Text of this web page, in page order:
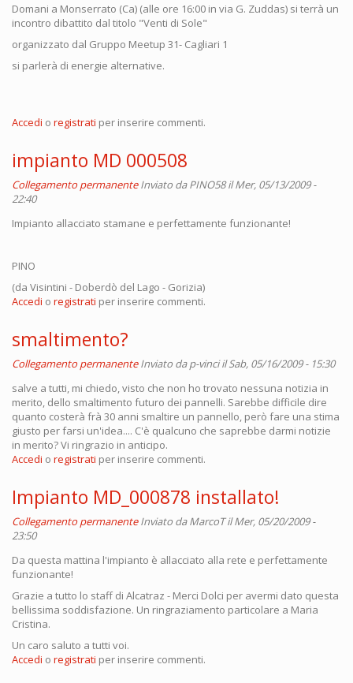
Domani a Monserrato (Ca) (alle ore 16:00 in via G. Zuddas) si terrà un
incontro dibattito dal titolo "Venti di Sole"
organizzato dal Gruppo Meetup 31- Cagliari 1
si parlerà di energie alternative.
Accedi o registrati per inserire commenti.
impianto MD 000508
Collegamento permanente Inviato daPINO58il Mer, 05/13/2009 -
22:40
Impianto allacciato stamane e perfettamente funzionante!
PINO
(da Visintini - Doberdò del Lago - Gorizia)
Accedi o registrati per inserire commenti.
smaltimento?
Collegamento permanente Inviato dap-vinciil Sab, 05/16/2009 - 15:30
salve a tutti, mi chiedo, visto che non ho trovato nessuna notizia in
merito, dello smaltimento futuro dei pannelli. Sarebbe difficile dire
quanto costerà frà 30 anni smaltire un pannello, però fare una stima
giusto per farsi un'idea.... C'è qualcuno che saprebbe darmi notizie
in merito? Vi ringrazio in anticipo.
Accedi o registrati per inserire commenti.
Impianto MD_000878 installato!
Collegamento permanente Inviato daMarcoTil Mer, 05/20/2009 -
23:50
Da questa mattina l'impianto è allacciato alla rete e perfettamente
funzionante!
Grazie a tutto lo staff di Alcatraz - Merci Dolci per avermi dato questa
bellissima soddisfazione. Un ringraziamento particolare a Maria
Cristina.
Un caro saluto a tutti voi.
Accedi o registrati per inserire commenti.